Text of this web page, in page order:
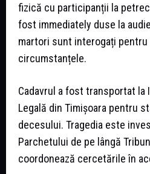
fizică cu participanții la
fost immediately duse la
martori sunt interogați pentru
circumstanțele.
Cadavrul a fost transportat
Legală din Timișoara pentru
decesului. Tragedia este
Parchetului de pe lângă
coordonează cercetările în